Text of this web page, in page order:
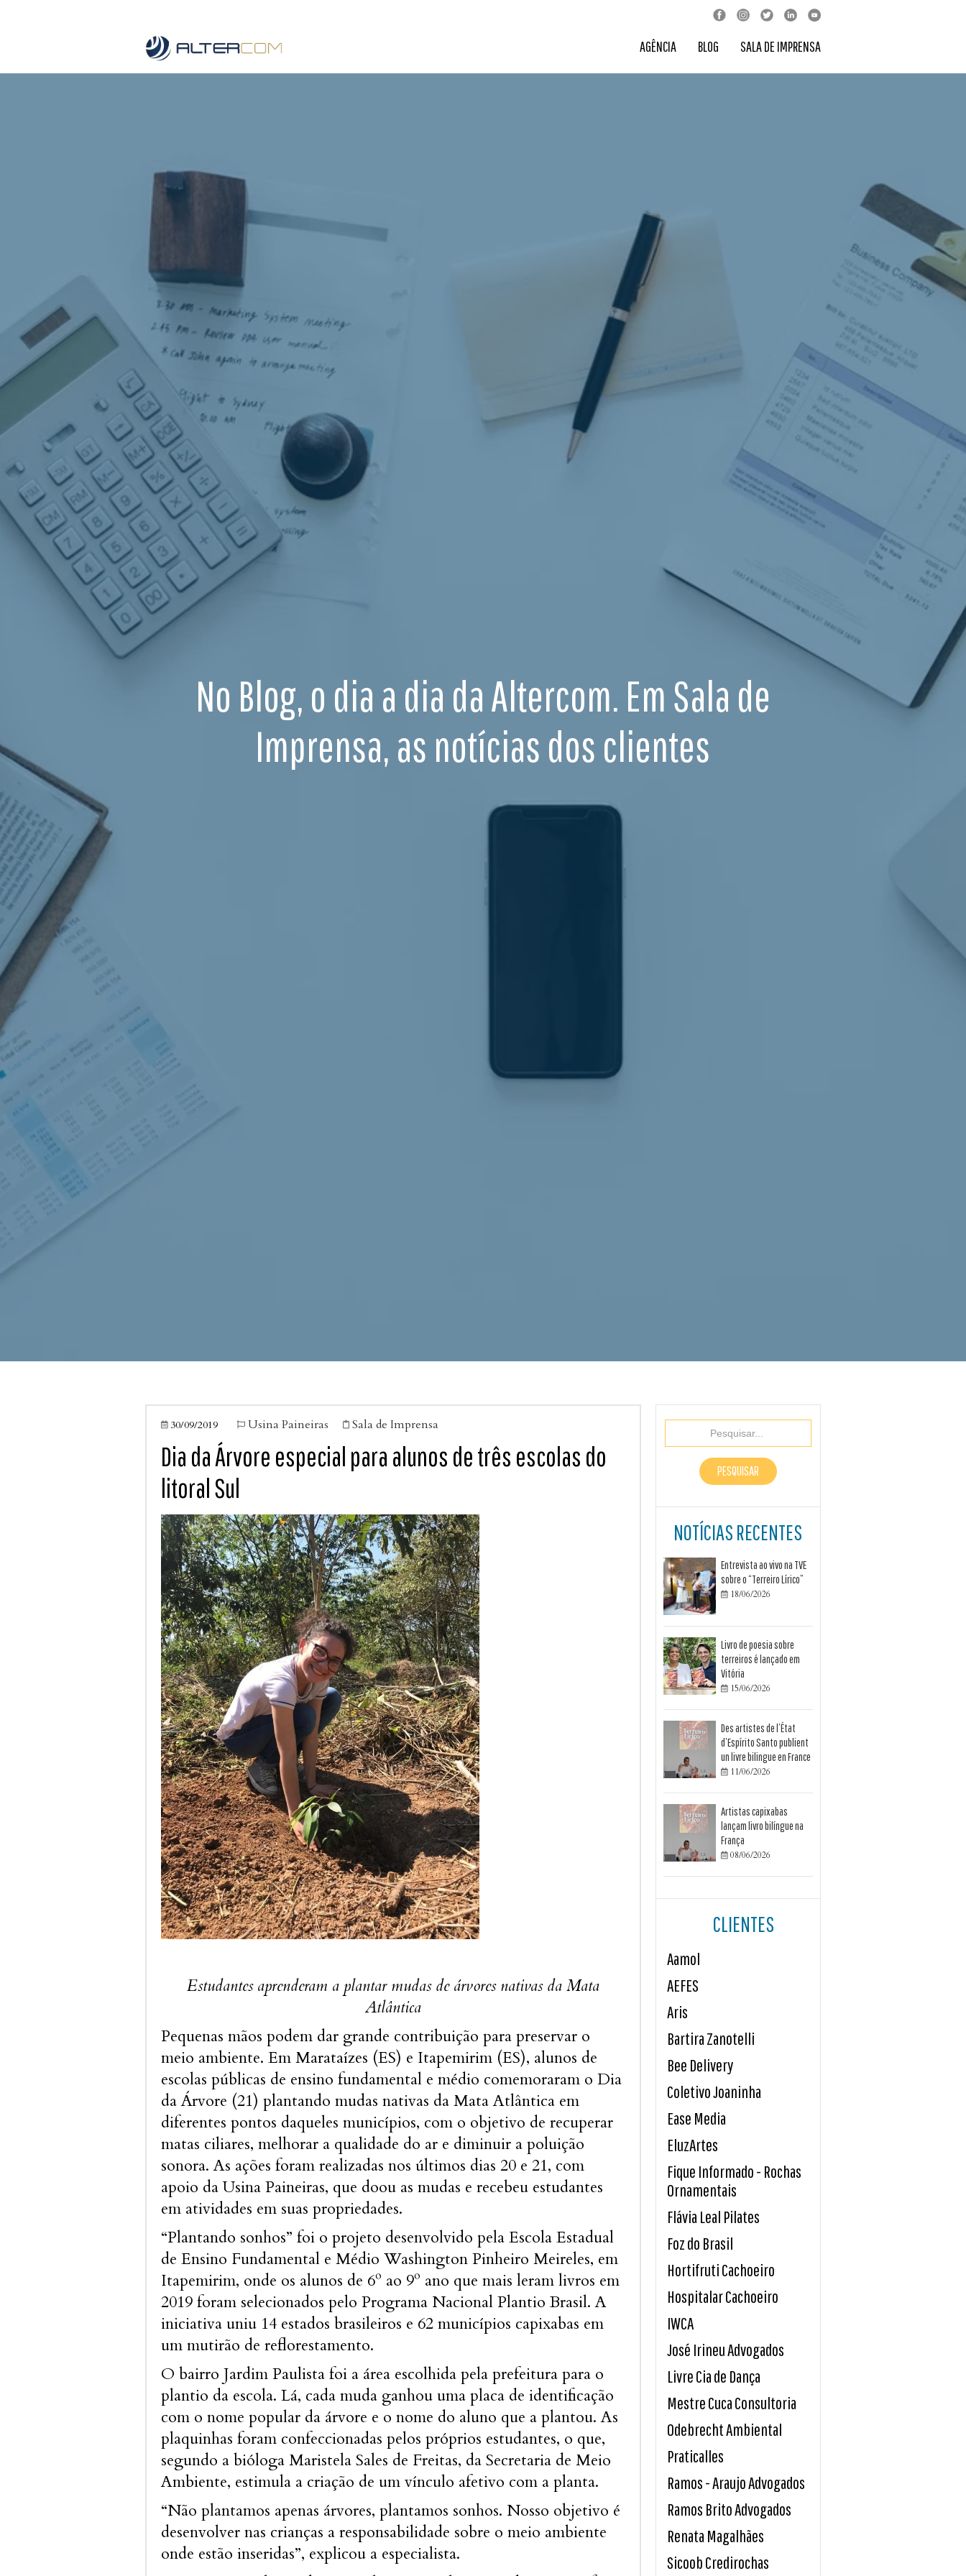
AGÊNCIA BLOG SALA DE IMPRENSA
No Blog, o dia a dia da Altercom. Em Sala de
Imprensa, as notícias dos clientes
 30/09/2019  Usina Paineiras  Sala de Imprensa
Dia da Árvore especial para alunos de três escolas do
litoral Sul
Estudantes aprenderam a plantar mudas de árvores nativas da Mata
Atlântica
Pequenas mãos podem dar grande contribuição para preservar o
meio ambiente. Em Marataízes (ES) e Itapemirim (ES), alunos de
escolas públicas de ensino fundamental e médio comemoraram o Dia
da Árvore (21) plantando mudas nativas da Mata Atlântica em
diferentes pontos daqueles municípios, com o objetivo de recuperar
matas ciliares, melhorar a qualidade do ar e diminuir a poluição
sonora. As ações foram realizadas nos últimos dias 20 e 21, com
apoio da Usina Paineiras, que doou as mudas e recebeu estudantes
em atividades em suas propriedades.
“Plantando sonhos” foi o projeto desenvolvido pela Escola Estadual
de Ensino Fundamental e Médio Washington Pinheiro Meireles, em
Itapemirim, onde os alunos de 6º ao 9º ano que mais leram livros em
2019 foram selecionados pelo Programa Nacional Plantio Brasil. A
iniciativa uniu 14 estados brasileiros e 62 municípios capixabas em
um mutirão de reflorestamento.
O bairro Jardim Paulista foi a área escolhida pela prefeitura para o
plantio da escola. Lá, cada muda ganhou uma placa de identificação
com o nome popular da árvore e o nome do aluno que a plantou. As
plaquinhas foram confeccionadas pelos próprios estudantes, o que,
segundo a bióloga Maristela Sales de Freitas, da Secretaria de Meio
Ambiente, estimula a criação de um vínculo afetivo com a planta.
“Não plantamos apenas árvores, plantamos sonhos. Nosso objetivo é
desenvolver nas crianças a responsabilidade sobre o meio ambiente
onde estão inseridas”, explicou a especialista.
NOTÍCIAS RECENTES
Entrevista ao vivo na TVE
sobre o “Terreiro Lírico”
 18/06/2026
Livro de poesia sobre
terreiros é lançado em
Vitória
 15/06/2026
Des artistes de l’État
d’Espírito Santo publient
un livre bilingue en France
 11/06/2026
Artistas capixabas
lançam livro bilíngue na
França
 08/06/2026
CLIENTES
Aamol
AEFES
Aris
Bartira Zanotelli
Bee Delivery
Coletivo Joaninha
Ease Media
EluzArtes
Fique Informado - Rochas
Ornamentais
Flávia Leal Pilates
Foz do Brasil
Hortifruti Cachoeiro
Hospitalar Cachoeiro
IWCA
José Irineu Advogados
Livre Cia de Dança
Mestre Cuca Consultoria
Odebrecht Ambiental
Praticalles
Ramos - Araujo Advogados
Ramos Brito Advogados
Renata Magalhães
Sicoob Credirochas